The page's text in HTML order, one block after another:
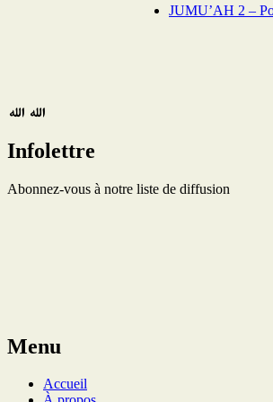
JUMU’AH 2 –
Infolettre
Abonnez-vous à notre liste de diffusion
Menu
Accueil